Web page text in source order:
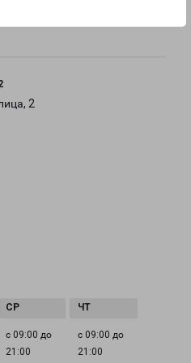
2
с 09:00 до
21:00
с 09:00 до
21:00